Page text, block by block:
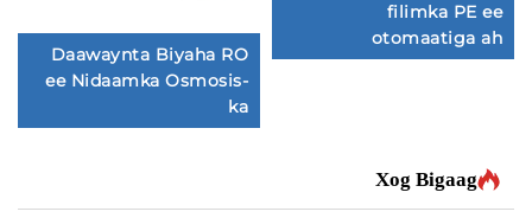
filimka
Daawaynta Biyaha RO
ee Nidaamka Osmosis-
Biyaha
Xog